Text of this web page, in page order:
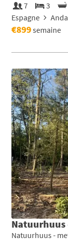
7 3
Espagne
€899semaine
Natuurhuus
Natuurhuus -